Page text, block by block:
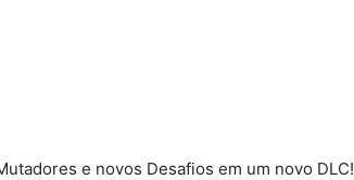
e novos Desafios em um novo DLC!